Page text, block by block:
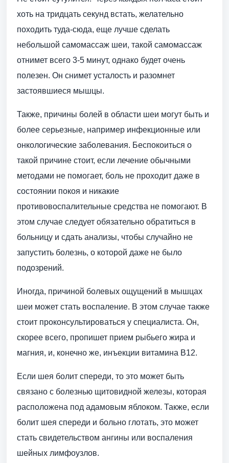
хоть на тридцать секунд встать, желательно
походить туда-сюда, еще лучше сделать
небольшой самомассаж шеи, такой самомассаж
отнимет всего 3-5 минут, однако будет очень
полезен. Он снимет усталость и разомнет
застоявшиеся мышцы.
Также, причины болей в области шеи могут быть и
более серьезные, например инфекционные или
онкологические заболевания. Беспокоиться о
такой причине стоит, если лечение обычными
методами не помогает, боль не проходит даже в
состоянии покоя и никакие
противовоспалительные средства не помогают. В
этом случае следует обязательно обратиться в
больницу и сдать анализы, чтобы случайно не
запустить болезнь, о которой даже не было
подозрений.
Иногда, причиной болевых ощущений в мышцах
шеи может стать воспаление. В этом случае также
стоит проконсультироваться у специалиста. Он,
скорее всего, пропишет прием рыбьего жира и
магния, и, конечно же, инъекции витамина В12.
Если шея болит спереди, то это может быть
связано с болезнью щитовидной железы, которая
расположена под адамовым яблоком. Также, если
болит шея спереди и больно глотать, это может
стать свидетельством ангины или воспаления
шейных лимфоузлов.